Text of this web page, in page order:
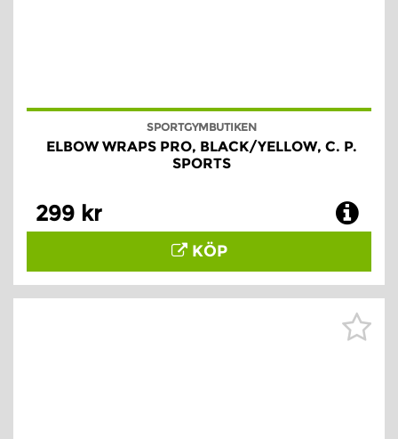
SPORTGYMBUTIKEN
ELBOW WRAPS PRO, BLACK/YELLOW, C. P.
SPORTS
299 kr
KÖP